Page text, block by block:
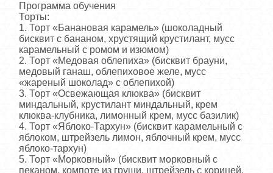
Программа обучения
Торты:
1. Торт «Банановая карамель» (шоколадный
бисквит с бананом, хрустящий крустилант, мусс
карамельный с ромом и изюмом)
2. Торт «Медовая облепиха» (бисквит брауни,
медовый ганаш, облепиховое желе, мусс
«жареный шоколад» с облепихой)
3. Торт «Освежающая клюква» (бисквит
миндальный, крустилант миндальный, крем
клюква-клубника, лимонный крем, мусс базилик)
4. Торт «Яблоко-Тархун» (бисквит карамельный с
яблоком, штрейзель лимон, яблочный крем, мусс
яблоко-тархун)
5. Торт «Морковный» (бисквит морковный с
пеканом, компоте из груши, штрейзель с корицей,